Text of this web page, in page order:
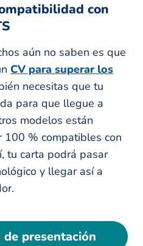
con
aún no saben es que
CV para superar los
necesitas que tu
para que llegue a
modelos están
100 % compatibles con
tu carta podrá pasar
y llegar así a
presentación